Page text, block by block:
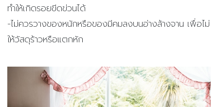
ทำให้เกิดรอยขีดข่วนได้
-ไม่ควรวางของหนักหรือของมีคมลงบนอ่างล้างจาน เพื่อไม่
ให้วัสดุร้าวหรือแตกหัก